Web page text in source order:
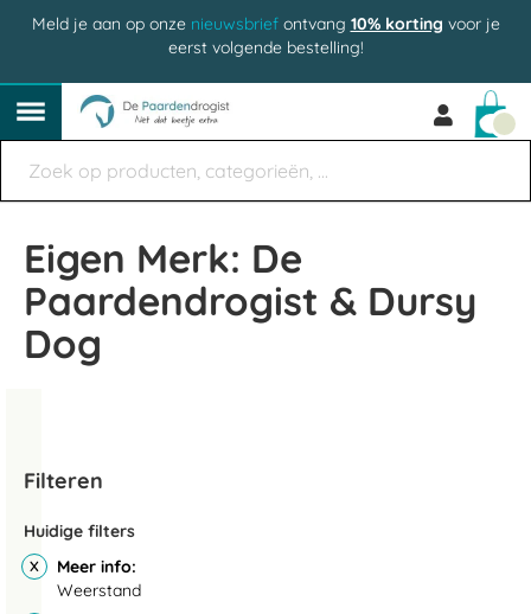
Meld je aan op onze nieuwsbriefontvang 10% korting voor je
eerst volgende bestelling!
Eigen Merk: De
Paardendrogist & Dursy
Dog
Filteren
Huidige filters
Meer info
Weerstand